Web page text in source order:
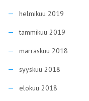
helmikuu 2019
tammikuu 2019
marraskuu 2018
syyskuu 2018
elokuu 2018